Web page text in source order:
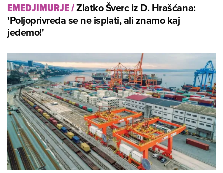
EMEDJIMURJE/Zlatko Šverc iz D. Hrašćana:
'Poljoprivreda se ne isplati, ali znamo kaj
jedemo!'